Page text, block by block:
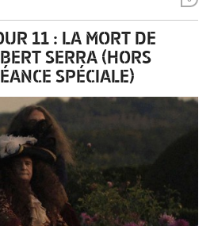
11 : LA MORT DE
SERRA (HORS
SPÉCIALE)